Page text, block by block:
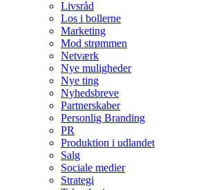
Livsråd
Los i bollerne
Marketing
Mod strømmen
Netværk
Nye muligheder
Nye ting
Nyhedsbreve
Partnerskaber
Personlig Branding
PR
Produktion i udlandet
Salg
Sociale medier
Strategi